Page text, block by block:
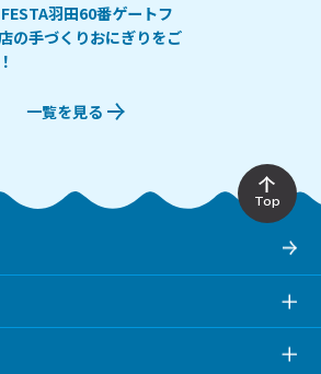
羽田60番ゲートフ
の手づくりおにぎりをご
一覧を見る
Top